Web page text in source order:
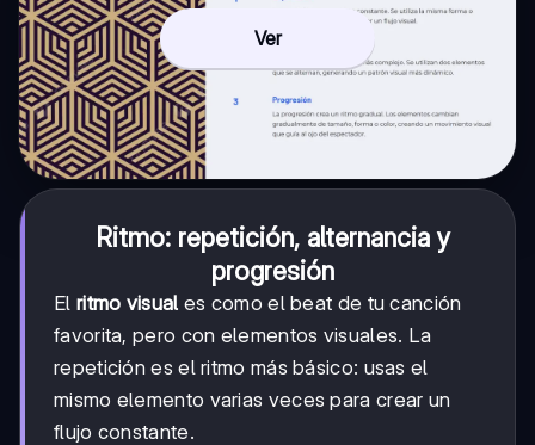
Ver
Ritmo: repetición, alternancia y
progresión
El ritmo visual es como el beat de tu canción
favorita, pero con elementos visuales. La
repetición es el ritmo más básico: usas el
mismo elemento varias veces para crear un
flujo constante.